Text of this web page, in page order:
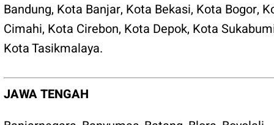
Bandung, Kota Banjar, Kota Bekasi, Kota Bogor,
Cimahi, Kota Cirebon, Kota Depok, Kota
Kota Tasikmalaya.
JAWA TENGAH